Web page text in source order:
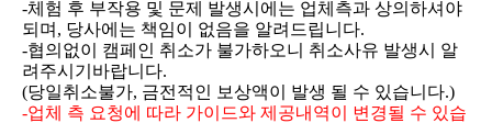
-체험 후 부작용 및 문제 발생시에는 업체측과 상의하셔야
되며, 당사에는 책임이 없음을 알려드립니다.
-협의없이 캠페인 취소가 불가하오니 취소사유 발생시 알
려주시기바랍니다.
(당일취소불가, 금전적인 보상액이 발생 될 수 있습니다.)
-업체 측 요청에 따라 가이드와 제공내역이 변경될 수 있습